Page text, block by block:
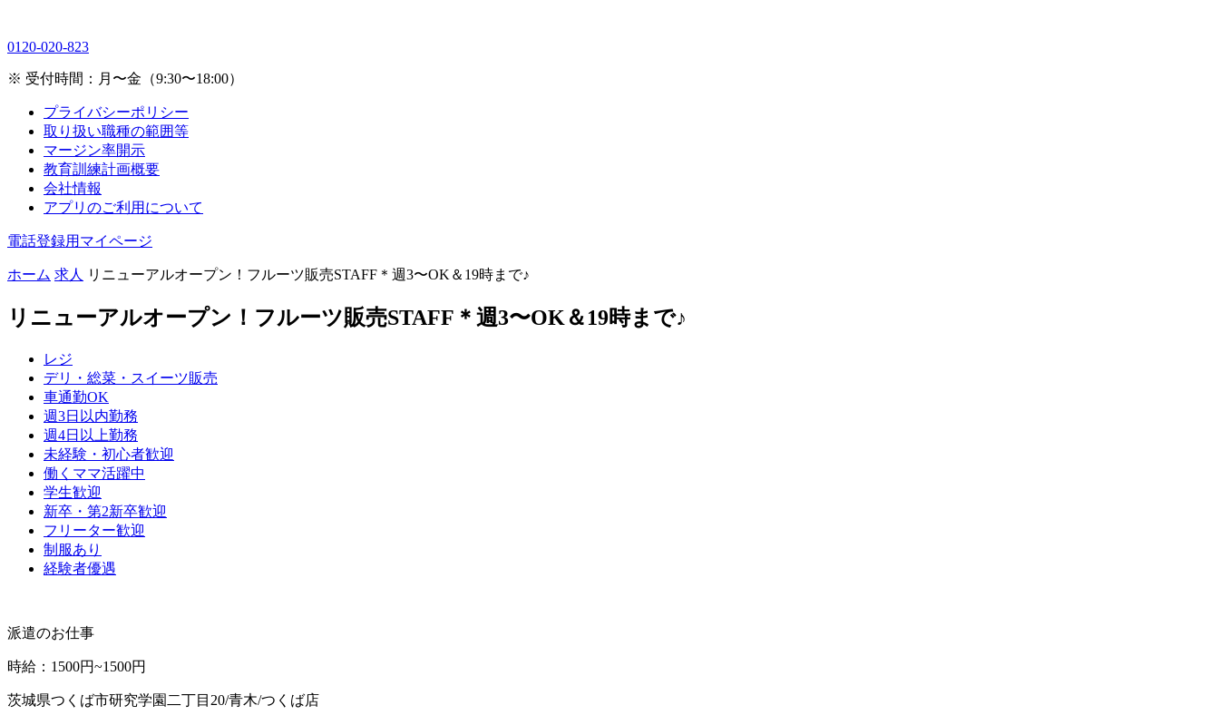
0120-020-823
※ 受付時間：月〜金（9:30〜18:00）
プライバシーポリシー
取り扱い職種の範囲等
マージン率開示
教育訓練計画概要
会社情報
アプリのご利用について
電話登録用マイページ
ホーム 求人 リニューアルオープン！フルーツ販売STAFF＊週3〜OK＆19時まで♪
リニューアルオープン！フルーツ販売STAFF＊週3〜OK＆19時まで♪
レジ
デリ・総菜・スイーツ販売
車通勤OK
週3日以内勤務
週4日以上勤務
未経験・初心者歓迎
働くママ活躍中
学生歓迎
新卒・第2新卒歓迎
フリーター歓迎
制服あり
経験者優遇
派遣のお仕事
時給 ： 1500円~1500円
茨城県つくば市研究学園二丁目20/青木/つくば店